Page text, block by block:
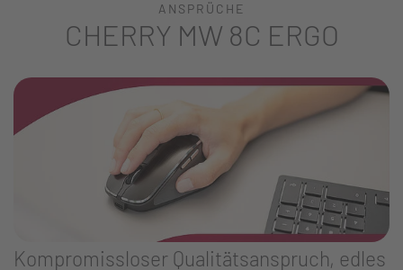
ANSPRÜCHE
CHERRY MW 8C ERGO
Kompromissloser Qualitätsanspruch, edles